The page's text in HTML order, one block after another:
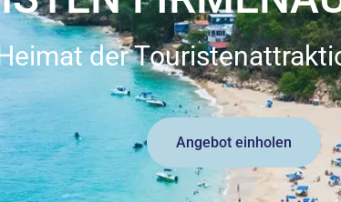
der
Angebot einholen